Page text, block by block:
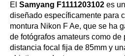
El Samyang F1111203102 es
diseñado específicamente para
montura Nikon F Ae, que se ha
de fotógrafos amateurs como
distancia focal fija de 85mm y